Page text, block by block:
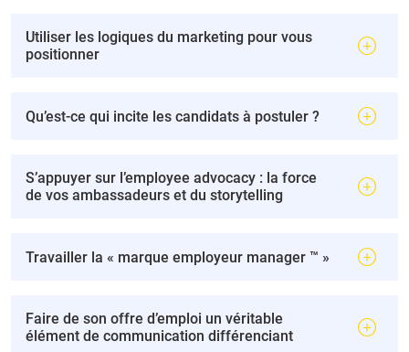
Utiliser les logiques du marketing pour vous
positionner
Qu’est-ce qui incite les candidats à postuler ?
S’appuyer sur l’employee advocacy : la force
de vos ambassadeurs et du storytelling
Travailler la « marque employeur manager ™ »
Faire de son offre d’emploi un véritable
élément de communication différenciant